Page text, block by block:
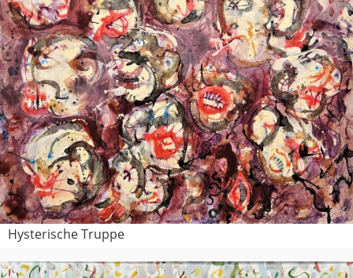
Hysterische Truppe